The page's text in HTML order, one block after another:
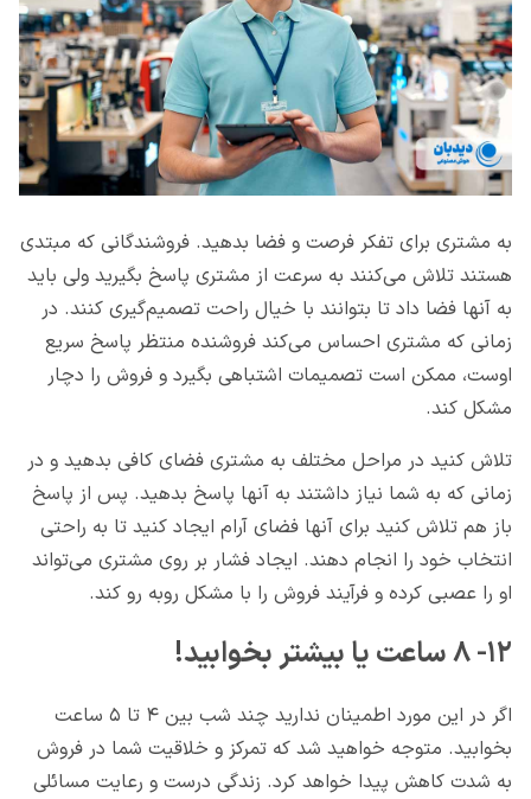
به مشتری برای تفکر فرصت و فضا بدهید. فروشندگانی که مبتدی
هستند تلاش می‌کنند به سرعت از مشتری پاسخ بگیرید ولی باید
به آنها فضا داد تا بتوانند با خیال راحت تصمیم‌گیری کنند. در
زمانی که مشتری احساس می‌کند فروشنده منتظر پاسخ سریع
اوست، ممکن است تصمیمات اشتباهی بگیرد و فروش را دچار
مشکل کند.
تلاش کنید در مراحل مختلف به مشتری فضای کافی بدهید و در
زمانی که به شما نیاز داشتند به آنها پاسخ بدهید. پس از پاسخ
باز هم تلاش کنید برای آنها فضای آرام ایجاد کنید تا به راحتی
انتخاب خود را انجام دهند. ایجاد فشار بر روی مشتری می‌تواند
او را عصبی کرده و فرآیند فروش را با مشکل روبه رو کند.
۱۲- ۸ ساعت یا بیشتر بخوابید!
اگر در این مورد اطمینان ندارید چند شب بین ۴ تا ۵ ساعت
بخوابید. متوجه خواهید شد که تمرکز و خلاقیت شما در فروش
به شدت کاهش پیدا خواهد کرد. زندگی درست و رعایت مسائلی